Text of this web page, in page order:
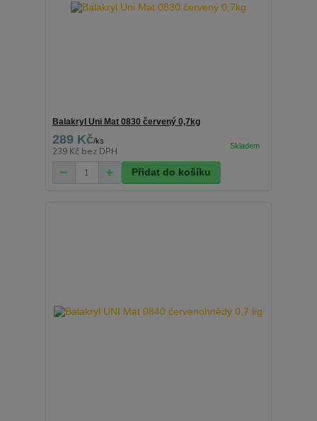
Balakryl Uni Mat 0830 červený 0,7kg
289 Kč/ks
239 Kč bez DPH
Přidat do košíku